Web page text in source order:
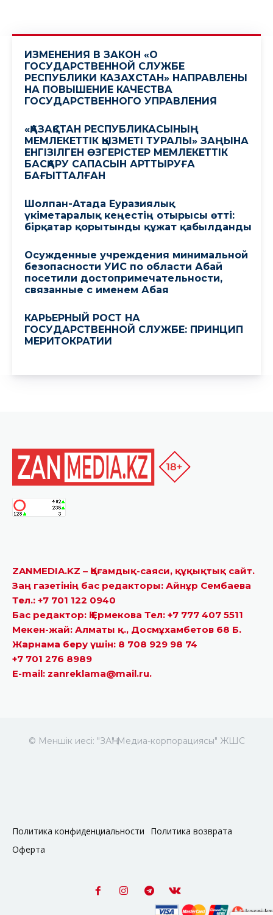
ZANMEDIA.KZ – Қоғамдық-саяси, құқықтық сайт.
Заң газетінің бас редакторы: Айнұр Сембаева
Тел.: +7 701 122 0940
Бас редактор: Қ.Ермекова Тел: +7 777 407 5511
Мекен-жай: Алматы қ., Досмұхамбетов 68 Б.
Жарнама беру үшін: 8 708 929 98 74
+7 701 276 8989
E-mail: zanreklama@mail.ru.
© Меншік иесі: "ЗАҢ" Медиа-корпорациясы" ЖШС
Политика конфиденциальности
Политика возврата
Оферта